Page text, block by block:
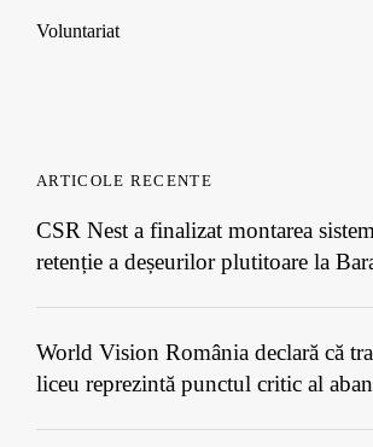
Voluntariat
ARTICOLE RECENTE
CSR Nest a finalizat montarea
retenție a deșeurilor plutitoare la
World Vision România declară că
liceu reprezintă punctul critic al